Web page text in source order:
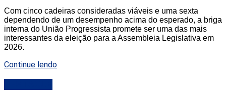
Com cinco cadeiras consideradas viáveis e uma sexta
dependendo de um desempenho acima do esperado, a briga
interna do União Progressista promete ser uma das mais
interessantes da eleição para a Assembleia Legislativa em
2026.
Continue lendo